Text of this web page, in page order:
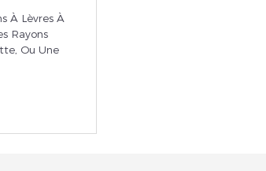
À Lèvres À
Rayons
Ou Une